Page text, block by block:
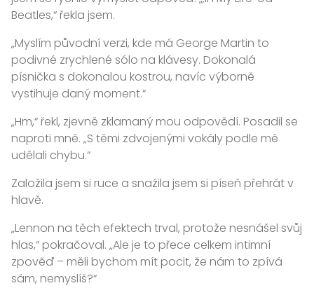
Beatles,“ řekla jsem.
„Myslím původní verzi, kde má George Martin to
podivné zrychlené sólo na klávesy. Dokonalá
písnička s dokonalou kostrou, navíc výborně
vystihuje daný moment.“
„Hm,“ řekl, zjevně zklamaný mou odpovědí. Posadil se
naproti mně. „S těmi zdvojenými vokály podle mě
udělali chybu.“
Založila jsem si ruce a snažila jsem si píseň přehrát v
hlavě.
„Lennon na těch efektech trval, protože nesnášel svůj
hlas,“ pokračoval. „Ale je to přece celkem intimní
zpověď – měli bychom mít pocit, že nám to zpívá
sám, nemyslíš?“